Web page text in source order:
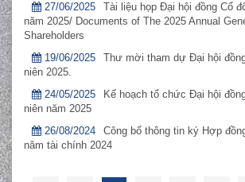
27/06/2025
Tài liệu họp Đại hội đồng Cổ
năm 2025/ Documents of The 2025 Annual
Shareholders
19/06/2025
Thư mời tham dự Đại hội
niên 2025.
24/05/2025
Kế hoạch tổ chức Đại hội
niên năm 2025
26/08/2024
Công bố thông tin ký Hợp
năm tài chính 2024